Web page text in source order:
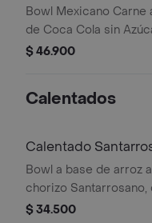
Azúcar
Bowl Mexicano Carne
de Coca Cola sin
$ 46.900
Calentados
Calentado
Bowl a base de arroz
chorizo Santarrosano,
salsa verde, agacate,
$ 34.500